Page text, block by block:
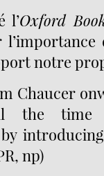
l’Oxford
notre
Chaucer
the time
np)